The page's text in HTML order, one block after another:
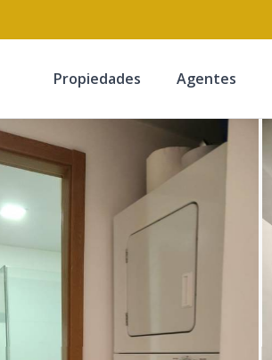
Propiedades Agentes